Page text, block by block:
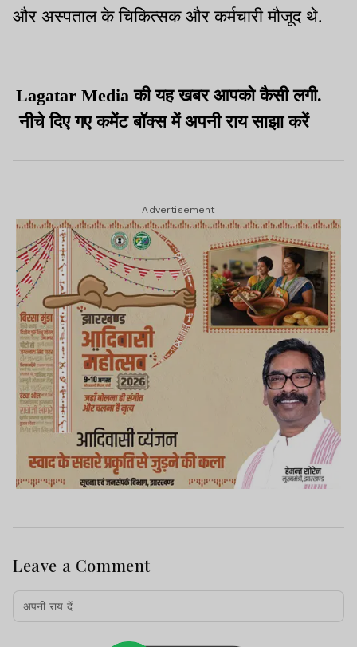
और अस्पताल के चिकित्सक और कर्मचारी मौजूद थे.
Lagatar Media की यह खबर आपको कैसी लगी.
नीचे दिए गए कमेंट बॉक्स में अपनी राय साझा करें
Advertisement
Leave a Comment